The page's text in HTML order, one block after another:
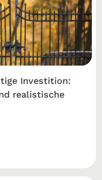
Investition:
realistische